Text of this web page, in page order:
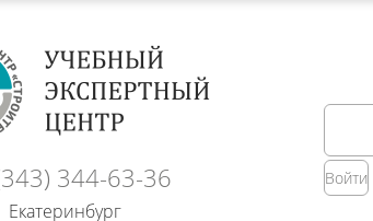
344-63-36
Екатеринбург
Войти